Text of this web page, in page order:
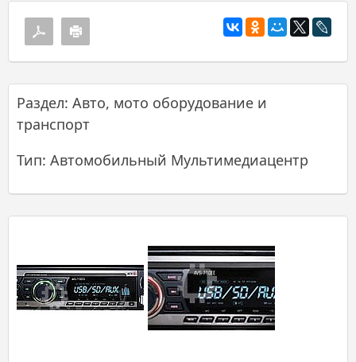
Раздел: Авто, мото оборудование и
транспорт
Тип: Автомобильный Мультимедиацентр